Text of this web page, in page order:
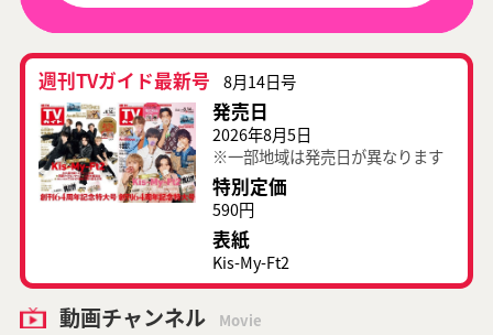
週刊TVガイド最新号 8月14日号
発売日
2026年8月5日
※一部地域は発売日が異なります
特別定価
590円
表紙
Kis-My-Ft2
動画チャンネル Movie